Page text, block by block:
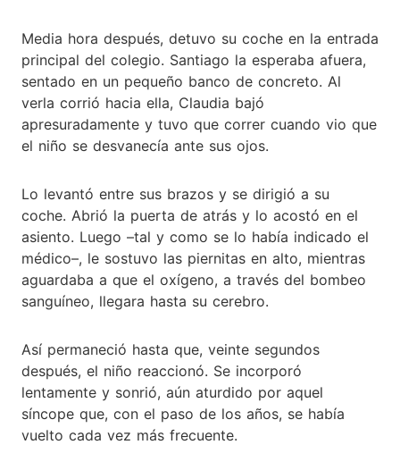
Media hora después, detuvo su coche en la entrada
principal del colegio. Santiago la esperaba afuera,
sentado en un pequeño banco de concreto. Al
verla corrió hacia ella, Claudia bajó
apresuradamente y tuvo que correr cuando vio que
el niño se desvanecía ante sus ojos.
Lo levantó entre sus brazos y se dirigió a su
coche. Abrió la puerta de atrás y lo acostó en el
asiento. Luego –tal y como se lo había indicado el
médico–, le sostuvo las piernitas en alto, mientras
aguardaba a que el oxígeno, a través del bombeo
sanguíneo, llegara hasta su cerebro.
Así permaneció hasta que, veinte segundos
después, el niño reaccionó. Se incorporó
lentamente y sonrió, aún aturdido por aquel
síncope que, con el paso de los años, se había
vuelto cada vez más frecuente.